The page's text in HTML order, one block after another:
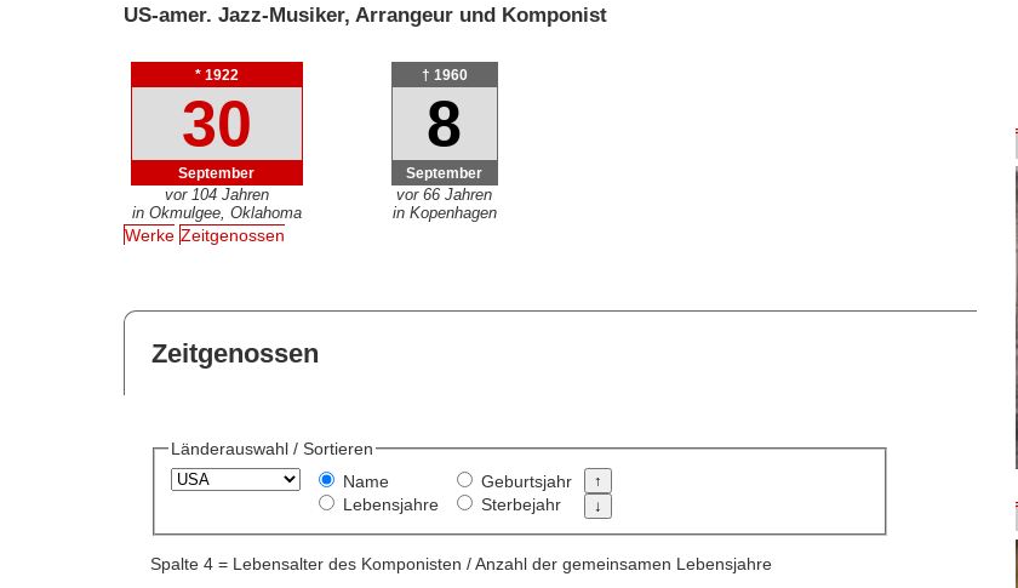
US-amer. Jazz-Musiker, Arrangeur und Komponist
* 1922
30
September
vor 104 Jahren
in Okmulgee, Oklahoma
† 1960
8
September
vor 66 Jahren
in Kopenhagen
Werke Zeitgenossen
Zeitgenossen
Länderauswahl / Sortieren
Name
Lebensjahre
Geburtsjahr
Sterbejahr
Spalte 4 = Lebensalter des Komponisten / Anzahl der gemeinsamen Lebensjahre